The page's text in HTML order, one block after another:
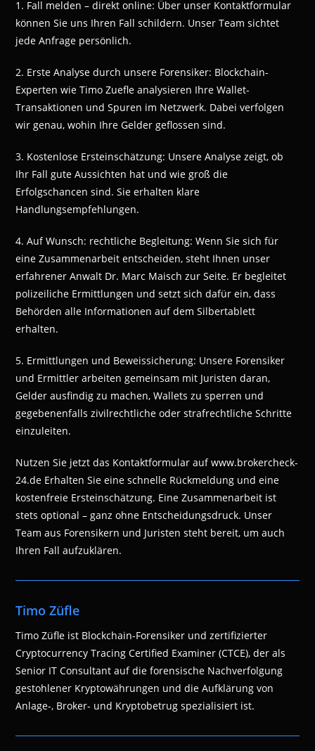
1. Fall melden – direkt online: Über unser Kontaktformular
können Sie uns Ihren Fall schildern. Unser Team sichtet
jede Anfrage persönlich.
2. Erste Analyse durch unsere Forensiker: Blockchain-
Experten wie Timo Zuefle analysieren Ihre Wallet-
Transaktionen und Spuren im Netzwerk. Dabei verfolgen
wir genau, wohin Ihre Gelder geflossen sind.
3. Kostenlose Ersteinschätzung: Unsere Analyse zeigt, ob
Ihr Fall gute Aussichten hat und wie groß die
Erfolgschancen sind. Sie erhalten klare
Handlungsempfehlungen.
4. Auf Wunsch: rechtliche Begleitung: Wenn Sie sich für
eine Zusammenarbeit entscheiden, steht Ihnen unser
erfahrener Anwalt Dr. Marc Maisch zur Seite. Er begleitet
polizeiliche Ermittlungen und setzt sich dafür ein, dass
Behörden alle Informationen auf dem Silbertablett
erhalten.
5. Ermittlungen und Beweissicherung: Unsere Forensiker
und Ermittler arbeiten gemeinsam mit Juristen daran,
Gelder ausfindig zu machen, Wallets zu sperren und
gegebenenfalls zivilrechtliche oder strafrechtliche Schritte
einzuleiten.
Nutzen Sie jetzt das Kontaktformular auf www.brokercheck-
24.de Erhalten Sie eine schnelle Rückmeldung und eine
kostenfreie Ersteinschätzung. Eine Zusammenarbeit ist
stets optional – ganz ohne Entscheidungsdruck. Unser
Team aus Forensikern und Juristen steht bereit, um auch
Ihren Fall aufzuklären.
Timo Züfle
Timo Züfle ist Blockchain-Forensiker und zertifizierter
Cryptocurrency Tracing Certified Examiner (CTCE), der als
Senior IT Consultant auf die forensische Nachverfolgung
gestohlener Kryptowährungen und die Aufklärung von
Anlage-, Broker- und Kryptobetrug spezialisiert ist.